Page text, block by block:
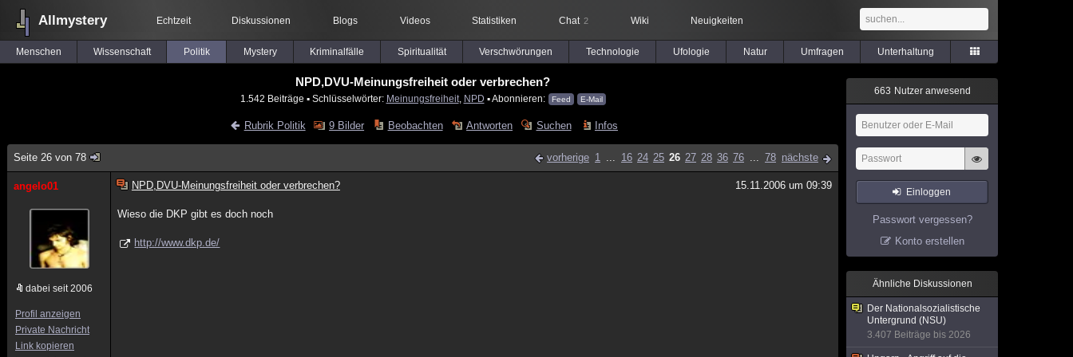
Allmystery Echtzeit Diskussionen Blogs Videos Statistiken Chat 2 Wiki Neuigkeiten
Menschen Wissenschaft Politik Mystery Kriminalfälle Spiritualität Verschwörungen Technologie Ufologie Natur Umfragen Unterhaltung
NPD,DVU-Meinungsfreiheit oder verbrechen?
1.542 Beiträge ▪ Schlüsselwörter: Meinungsfreiheit, NPD ▪ Abonnieren: Feed E-Mail
Rubrik Politik 9 Bilder Beobachten Antworten Suchen Infos
Seite 26 von 78 vorherige 1 ... 16 24 25 26 27 28 36 76 ... 78 nächste
angelo01
dabei seit 2006
Profil anzeigen
Private Nachricht
Link kopieren
NPD,DVU-Meinungsfreiheit oder verbrechen? 15.11.2006 um 09:39
Wieso die DKP gibt es doch noch
http://www.dkp.de/
663 Nutzer anwesend
Einloggen
Passwort vergessen?
Konto erstellen
Ähnliche Diskussionen
Der Nationalsozialistische
Untergrund (NSU)
3.407 Beiträge bis 2026